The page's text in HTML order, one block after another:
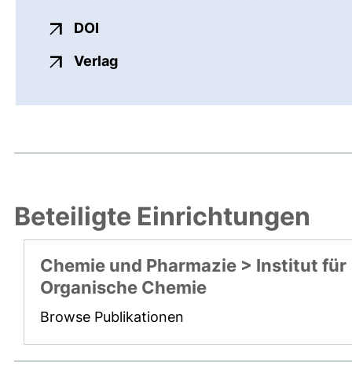
DOI
Verlagexterner Link, öffnet neues
Beteiligte Einrichtungen
Chemie und Pharmazie > Institut für
Organische Chemie
Browse Publikationen